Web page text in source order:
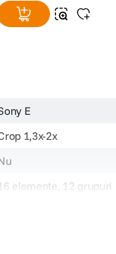
E
1,3x-2x
elemente, 12 grupuri